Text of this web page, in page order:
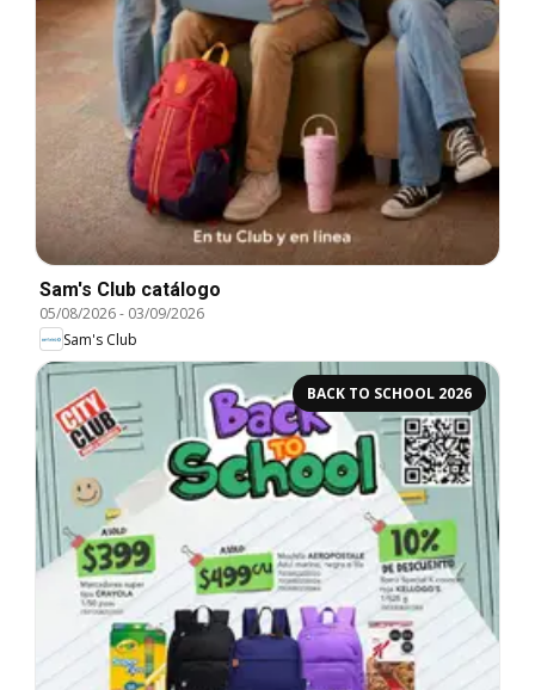
Sam's Club catálogo
05/08/2026- 03/09/2026
Sam's Club
BACK TO SCHOOL 2026